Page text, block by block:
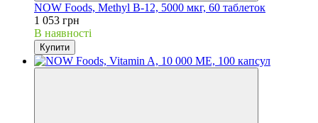
NOW Foods, Methyl B-12, 5000 мкг, 60 таблеток
1 053 грн
В наявності
Купити